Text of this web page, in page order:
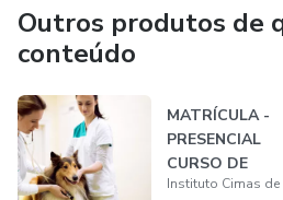
e enfermagem, assim como,
público interno e externo, que
períodos matutino, vespertino e
suas portas de segunda a sábado
(conforme calendário acadêmico) e
unidades de ensino:
Outros produtos de
conteúdo
MATRÍCULA -
PRESENCIAL
CURSO DE
AUXILIAR